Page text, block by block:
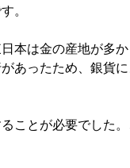
。
本は金の産地が多
あったため、銀貨
ことが必要でした